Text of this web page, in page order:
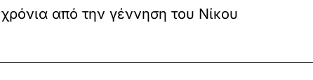
από την γέννηση του Νίκου